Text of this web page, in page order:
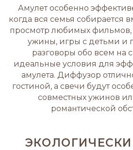
Амулет особенно
когда вся семья собирается
просмотр любимых
ужины, игры с детьми и
разговоры обо всем на
идеальные условия для
амулета. Диффузор
гостиной, а свечи будут
совместных ужинов
романтической